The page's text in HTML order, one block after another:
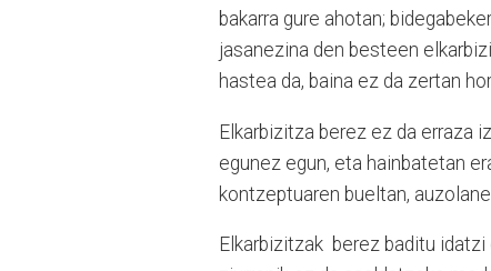
bakarra gure ahotan;
jasanezina den besteen
hastea da, baina ez da zertan
Elkarbizitza berez ez da erraza
egunez egun, eta hainbatetan
kontzeptuaren bueltan,
Elkarbizitzak berez baditu